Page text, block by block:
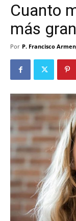
Cuanto
más
Por P. Francisco